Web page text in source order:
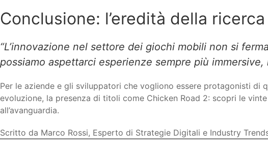
Conclusione: l’eredità della
“L’innovazione nel settore dei giochi mobili non si
possiamo aspettarci esperienze sempre più
Per le aziende e gli sviluppatori che vogliono essere protagonisti
evoluzione, la presenza di titoli come Chicken Road 2: scopri le
all’avanguardia.
Scritto da Marco Rossi, Esperto di Strategie Digitali e Industry